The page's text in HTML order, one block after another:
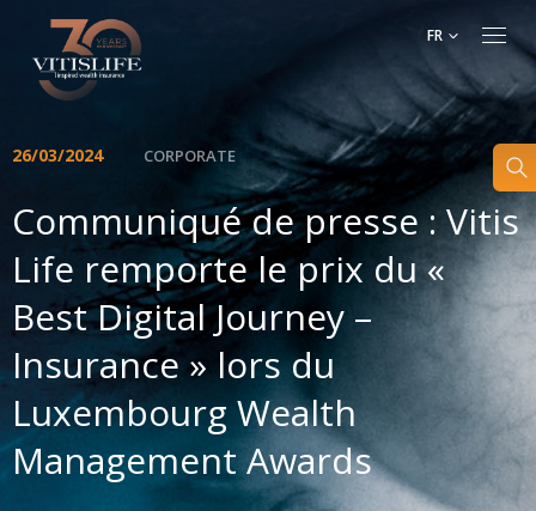
FR
26/03/2024 CORPORATE
Communiqué de presse : Vitis
Life remporte le prix du «
Best Digital Journey –
Insurance » lors du
Luxembourg Wealth
Management Awards